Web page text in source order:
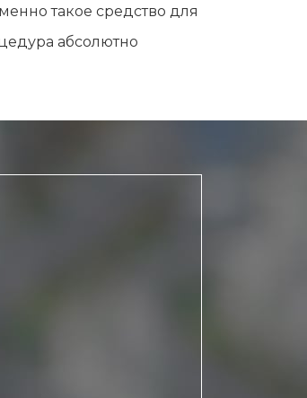
или сахаром
в Сфинксе и Формула-1
такое средство для
абсолютно